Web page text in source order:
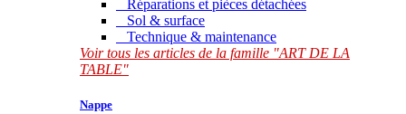
Réparations et pièces détachées
Sol & surface
Technique & maintenance
Voir tous les articles de la famille "ART DE LA
TABLE"
Nappe